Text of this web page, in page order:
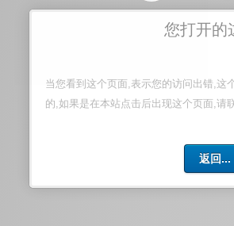
您打开的
当您看到这个页面,表示您的访问出错,这
的,如果是在本站点击后出现这个页面,请
返回...